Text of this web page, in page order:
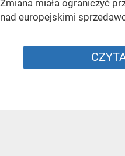
Zmiana miała ograniczyć
nad europejskimi